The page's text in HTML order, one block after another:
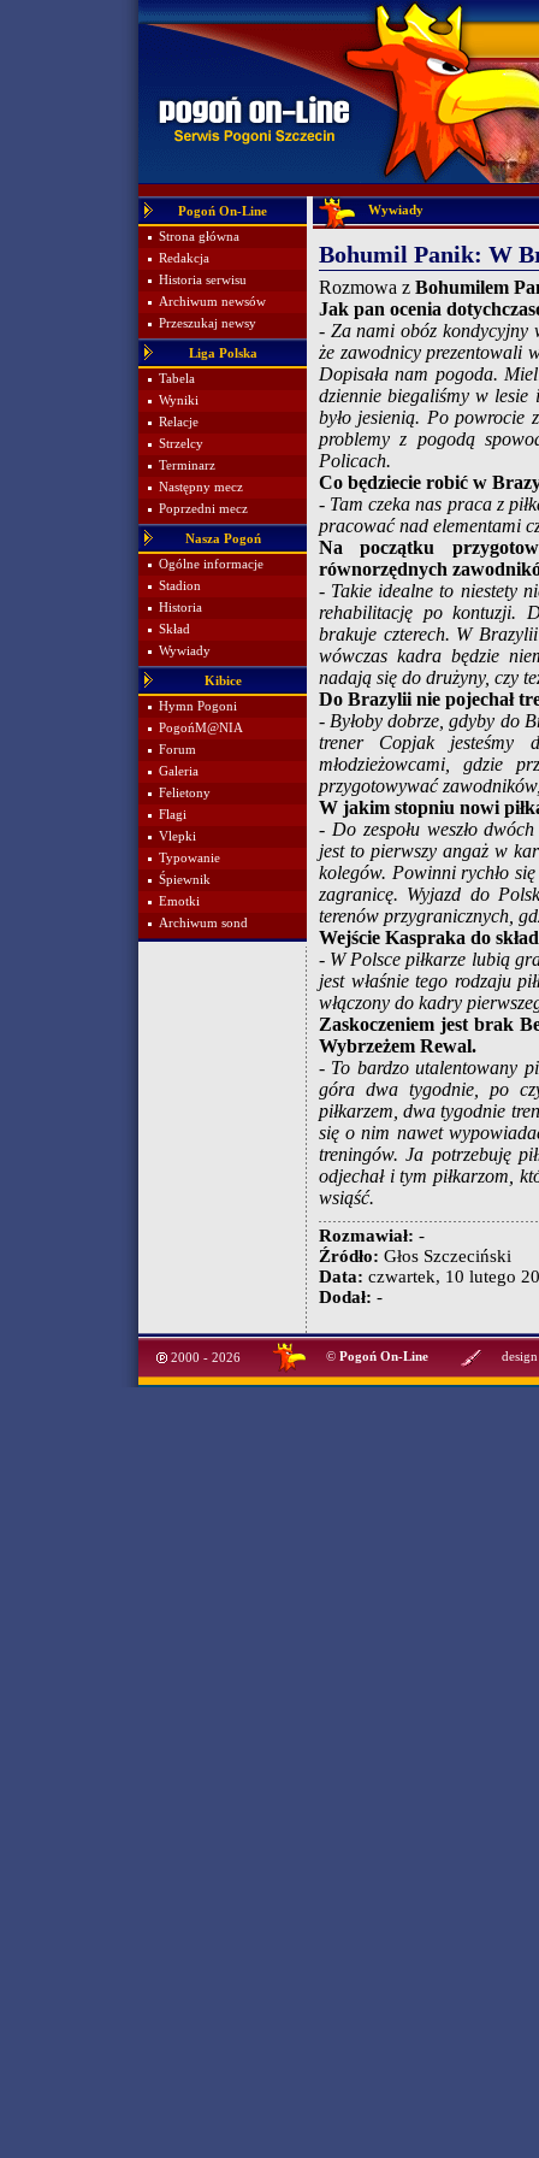
Pogoń On-Line
Strona główna
Redakcja
Historia serwisu
Archiwum newsów
Przeszukaj newsy
Liga Polska
Tabela
Wyniki
Relacje
Strzelcy
Terminarz
Następny mecz
Poprzedni mecz
Nasza Pogoń
Ogólne informacje
Stadion
Historia
Skład
Wywiady
Kibice
Hymn Pogoni
PogońM@NIA
Forum
Galeria
Felietony
Flagi
Vlepki
Typowanie
Śpiewnik
Emotki
Archiwum sond
Wywiady
Bohumil Panik: W
Rozmowa z Bohumilem
Jak pan ocenia
- Za nami obóz kondycyjny
że zawodnicy prezentowali
Dopisała nam pogoda.
dziennie biegaliśmy w
było jesienią. Po powrocie
problemy z pogodą
Policach.
Co będziecie robić w
- Tam czeka nas praca z
pracować nad elementami
Na początku
równorzędnych
- Takie idealne to niestety
rehabilitację po kontuzji.
brakuje czterech. W
wówczas kadra będzie
nadają się do drużyny, czy
Do Brazylii nie pojechał
- Byłoby dobrze, gdyby do
trener Copjak jesteśmy
młodzieżowcami, gdzie
przygotowywać
W jakim stopniu nowi
- Do zespołu weszło
jest to pierwszy angaż w
kolegów. Powinni rychło
zagranicę. Wyjazd do
terenów przygranicznych,
Wejście Kaspraka do
- W Polsce piłkarze lubią
jest właśnie tego rodzaju
włączony do kadry
Zaskoczeniem jest brak
Wybrzeżem Rewal.
- To bardzo utalentowany
góra dwa tygodnie, po
piłkarzem, dwa tygodnie
się o nim nawet
treningów. Ja potrzebuję
odjechał i tym piłkarzom,
wsiąść.
Rozmawiał: -
Źródło: Głos Szczeciński
Data: czwartek, 10 lutego
Dodał: -
2000 - 2026 © Pogoń On-Line